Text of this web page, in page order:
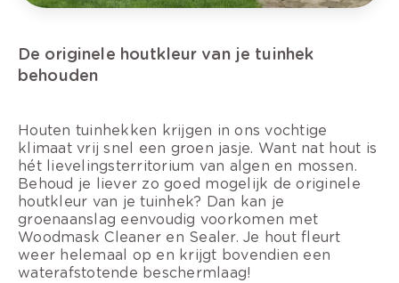
De originele houtkleur van je tuinhek
behouden
Houten tuinhekken krijgen in ons vochtige
klimaat vrij snel een groen jasje. Want nat hout is
hét lievelingsterritorium van algen en mossen.
Behoud je liever zo goed mogelijk de originele
houtkleur van je tuinhek? Dan kan je
groenaanslag eenvoudig voorkomen met
Woodmask Cleaner en Sealer. Je hout fleurt
weer helemaal op en krijgt bovendien een
waterafstotende beschermlaag!